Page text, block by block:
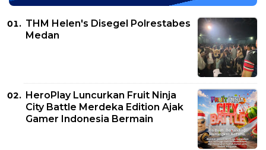
THM Helen's Disegel Polrestabes
Medan
HeroPlay Luncurkan Fruit Ninja
City Battle Merdeka Edition Ajak
Gamer Indonesia Bermain